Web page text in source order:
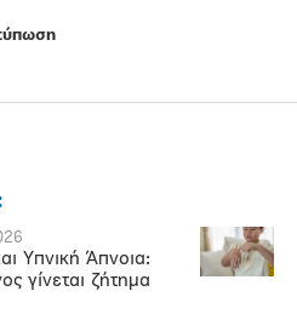
Υπνική Άπνοια:
γίνεται ζήτημα